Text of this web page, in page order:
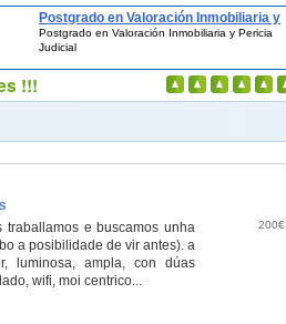
Postgrado en Valoración Inmobiliaria y
Pericia Judicial
Postgrado en Valoración Inmobiliaria y Pericia
Judicial
e buscamos unha
a posibilidade de vir antes). a
luminosa, ampla, con dúas
wifi, moi centrico...
200€
!!!